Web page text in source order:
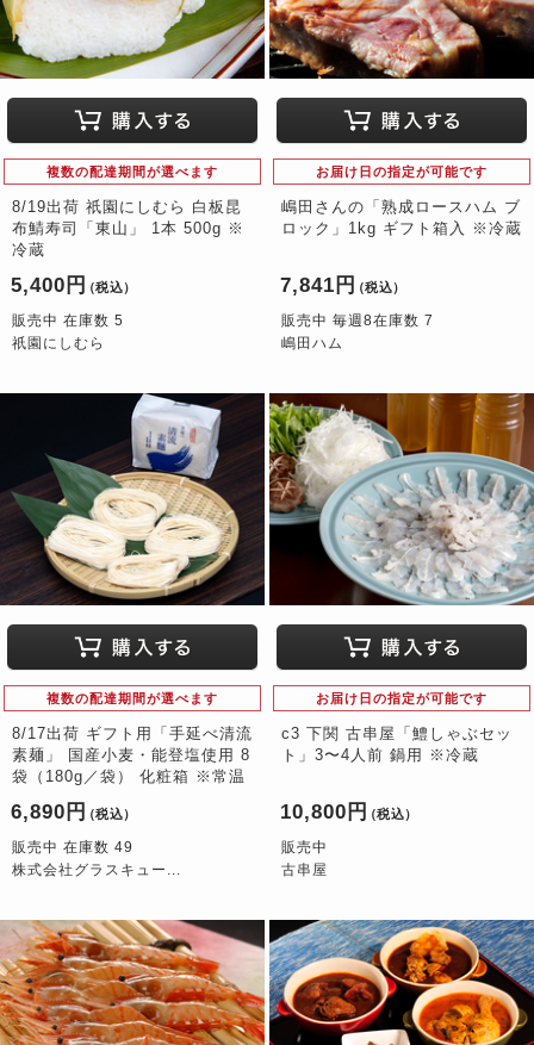
複数の配達期間が選べます
8/19出荷 祇園にしむら 白板昆
布鯖寿司「東山」 1本 500g ※
冷蔵
5,400円 （税込）
販売中 在庫数 5
祇園にしむら
お届け日の指定が可能です
嶋田さんの「熟成ロースハム ブ
ロック」1kg ギフト箱入 ※冷蔵
7,841円 （税込）
販売中 毎週8在庫数 7
嶋田ハム
複数の配達期間が選べます
8/17出荷 ギフト用「手延べ清流
素麺」 国産小麦・能登塩使用 8
袋（180g／袋） 化粧箱 ※常温
6,890円 （税込）
販売中 在庫数 49
株式会社グラスキュー...
お届け日の指定が可能です
c3 下関 古串屋「鱧しゃぶセッ
ト」3〜4人前 鍋用 ※冷蔵
10,800円 （税込）
販売中
古串屋